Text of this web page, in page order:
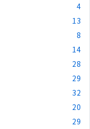
4
13
8
14
28
29
32
20
29